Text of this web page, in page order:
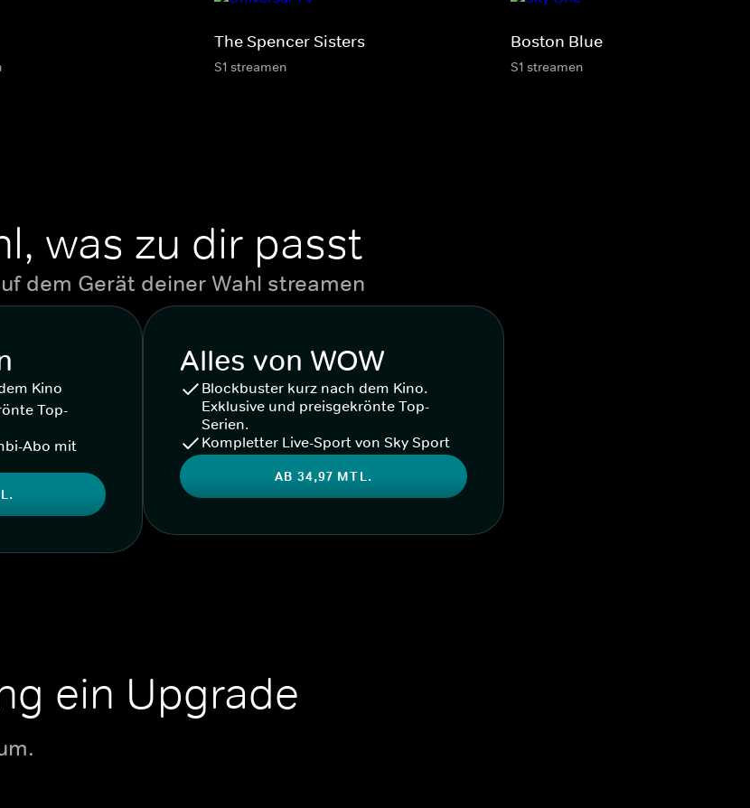
The Spencer Sisters
S1 streamen
Boston Blue
S1 streamen
was zu dir passt
dem Gerät deiner Wahl streamen
Kino
Top-
Abo mit
Alles von WOW
Blockbuster kurz nach dem Kino.
Exklusive und preisgekrönte Top-
Serien.
Kompletter Live-Sport von Sky Sport
AB 34,97 MTL.
ein Upgrade